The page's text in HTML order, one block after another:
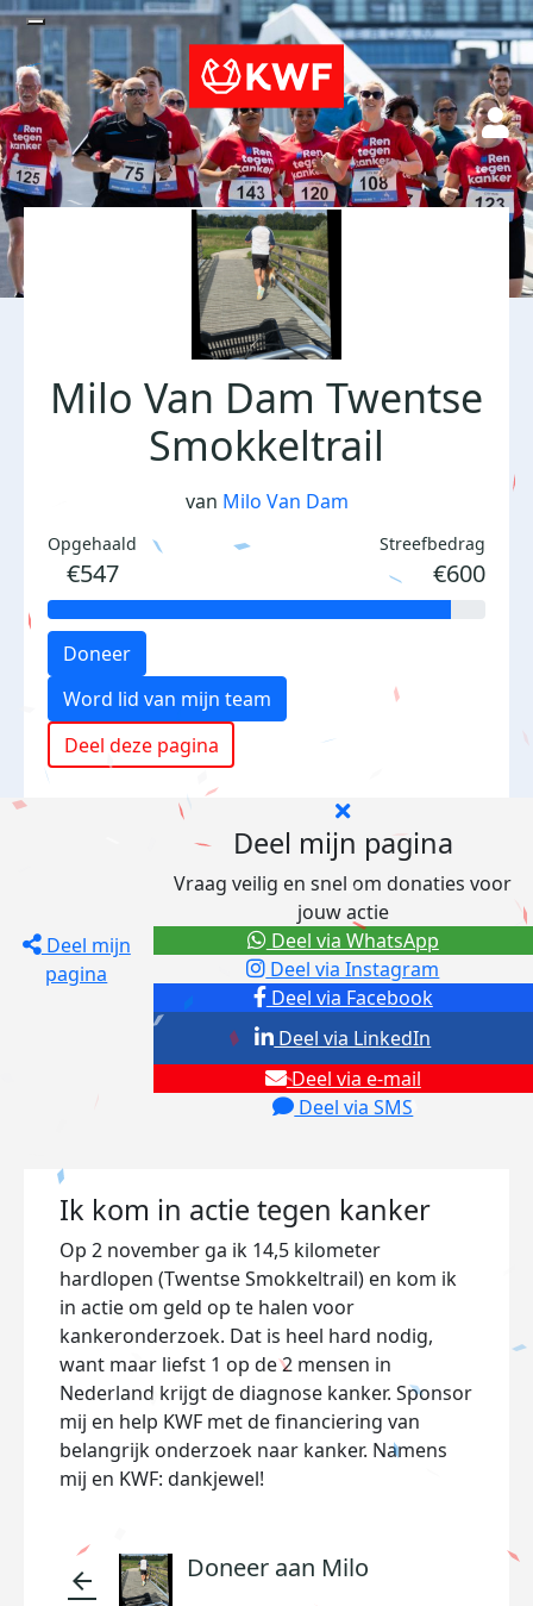
Milo Van Dam Twentse
Smokkeltrail
van Milo Van Dam
Opgehaald
€547
Streefbedrag
€600
Doneer
Word lid van mijn team
Deel deze pagina
Deel mijn
pagina
Deel mijn pagina
Vraag veilig en snel om donaties voor
jouw actie
Deel via Facebook
Deel via Instagram
Deel via e-mail
Deel via SMS
Deel via LinkedIn
Deel via WhatsApp
Ik kom in actie tegen kanker
Op 2 november ga ik 14,5 kilometer
hardlopen (Twentse Smokkeltrail) en kom ik
in actie om geld op te halen voor
kankeronderzoek. Dat is heel hard nodig,
want maar liefst 1 op de 2 mensen in
Nederland krijgt de diagnose kanker. Sponsor
mij en help KWF met de financiering van
belangrijk onderzoek naar kanker. Namens
mij en KWF: dankjewel!
arrow_back Doneer aan Milo